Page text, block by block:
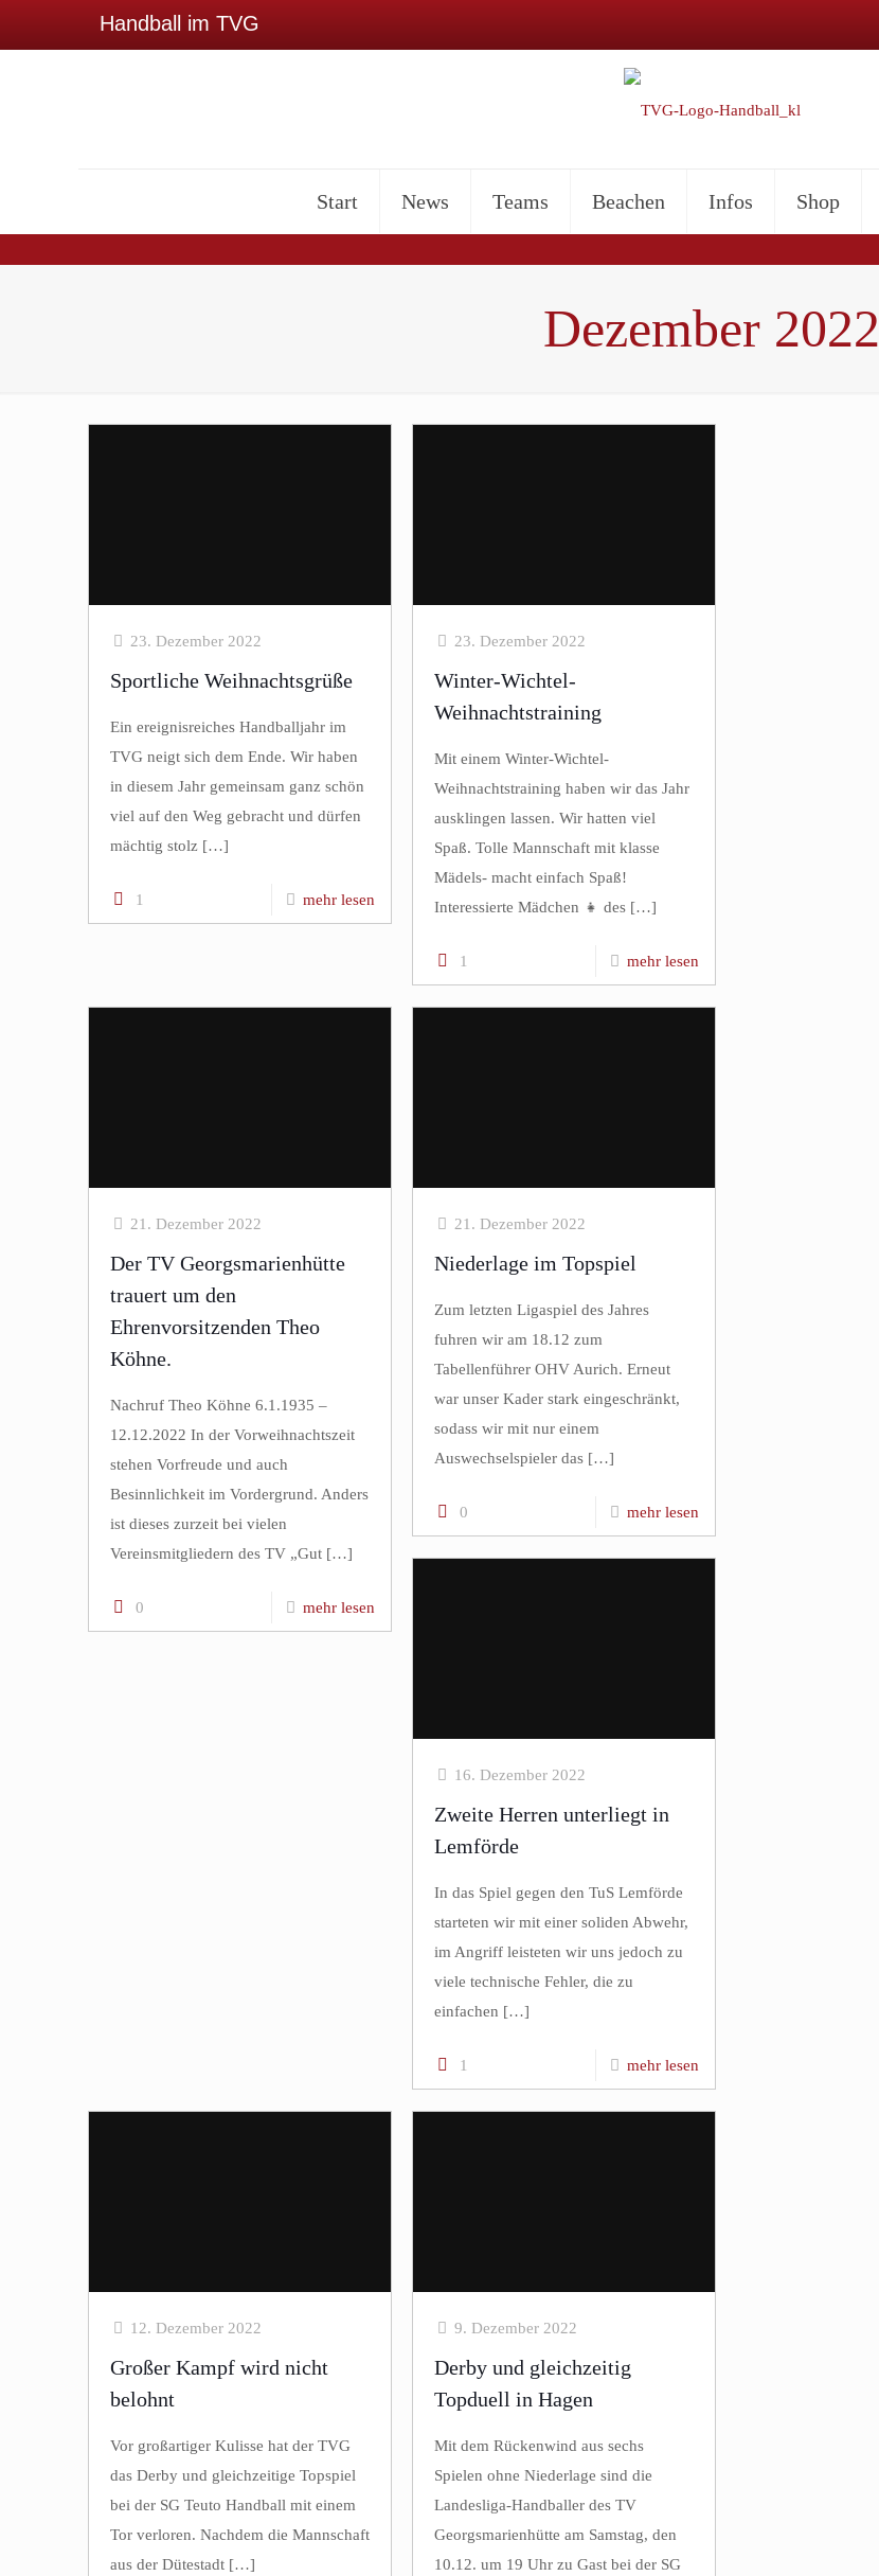
Handball im TVG
Start News Teams Beachen Infos Shop
Dezember 2022
23. Dezember 2022
Sportliche Weihnachtsgrüße
Ein ereignisreiches Handballjahr im
TVG neigt sich dem Ende. Wir haben
in diesem Jahr gemeinsam ganz schön
viel auf den Weg gebracht und dürfen
mächtig stolz […]
1 mehr lesen
23. Dezember 2022
Winter-Wichtel-
Weihnachtstraining
Mit einem Winter-Wichtel-
Weihnachtstraining haben wir das Jahr
ausklingen lassen. Wir hatten viel
Spaß. Tolle Mannschaft mit klasse
Mädels- macht einfach Spaß!
Interessierte Mädchen 👧 des[…]
1 mehr lesen
21. Dezember 2022
Der TV Georgsmarienhütte
trauert um den
Ehrenvorsitzenden Theo
Köhne.
Nachruf Theo Köhne 6.1.1935 –
12.12.2022 In der Vorweihnachtszeit
stehen Vorfreude und auch
Besinnlichkeit im Vordergrund. Anders
ist dieses zurzeit bei vielen
Vereinsmitgliedern des TV „Gut […]
0 mehr lesen
21. Dezember 2022
Niederlage im Topspiel
Zum letzten Ligaspiel des Jahres
fuhren wir am 18.12 zum
Tabellenführer OHV Aurich. Erneut
war unser Kader stark eingeschränkt,
sodass wir mit nur einem
Auswechselspieler das[…]
0 mehr lesen
16. Dezember 2022
Zweite Herren unterliegt in
Lemförde
In das Spiel gegen den TuS Lemförde
starteten wir mit einer soliden Abwehr,
im Angriff leisteten wir uns jedoch zu
viele technische Fehler, die zu
einfachen […]
1 mehr lesen
12. Dezember 2022
Großer Kampf wird nicht
belohnt
Vor großartiger Kulisse hat der TVG
das Derby und gleichzeitige Topspiel
bei der SG Teuto Handball mit einem
Tor verloren. Nachdem die Mannschaft
aus der Dütestadt […]
9. Dezember 2022
Derby und gleichzeitig
Topduell in Hagen
Mit dem Rückenwind aus sechs
Spielen ohne Niederlage sind die
Landesliga-Handballer des TV
Georgsmarienhütte am Samstag, den
10.12. um 19 Uhr zu Gast bei der SG